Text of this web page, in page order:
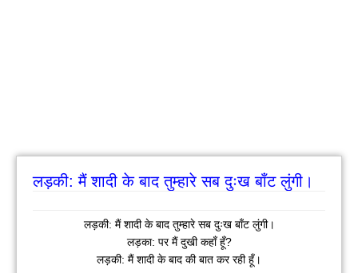
लड़की: मैं शादी के बाद तुम्हारे सब दुःख बाँट लुंगी।
लड़की: मैं शादी के बाद तुम्हारे सब दुःख बाँट लुंगी।
लड़का: पर मैं दुखी कहाँ हूँ?
लड़की: मैं शादी के बाद की बात कर रही हूँ।